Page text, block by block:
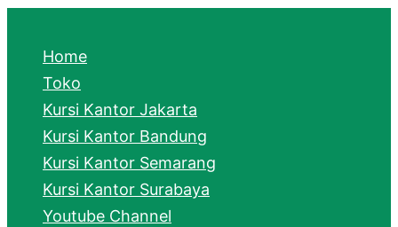
r
h
Home
Toko
Kursi Kantor Jakarta
Kursi Kantor Bandung
Kursi Kantor Semarang
Kursi Kantor Surabaya
Youtube Channel